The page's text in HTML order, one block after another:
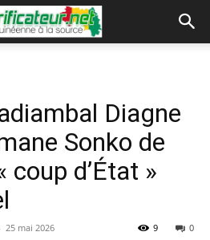
Diagne
Sonko de
coup d’État »
25 mai 2026 0
9